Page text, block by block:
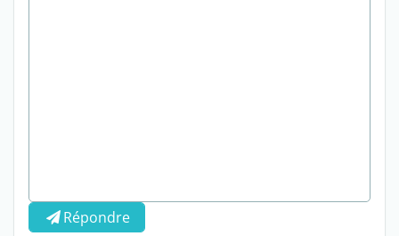
Répondre